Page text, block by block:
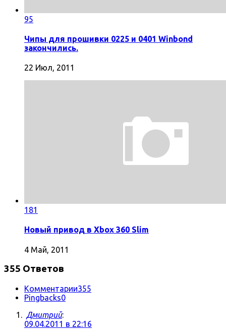
95
Чипы для прошивки 0225 и 0401 Winbond
закончились.
22 Июл, 2011
181
Новый привод в Xbox 360 Slim
4 Май, 2011
355 Ответов
Комментарии355
Pingbacks0
Дмитрий:
09.04.2011 в 22:16